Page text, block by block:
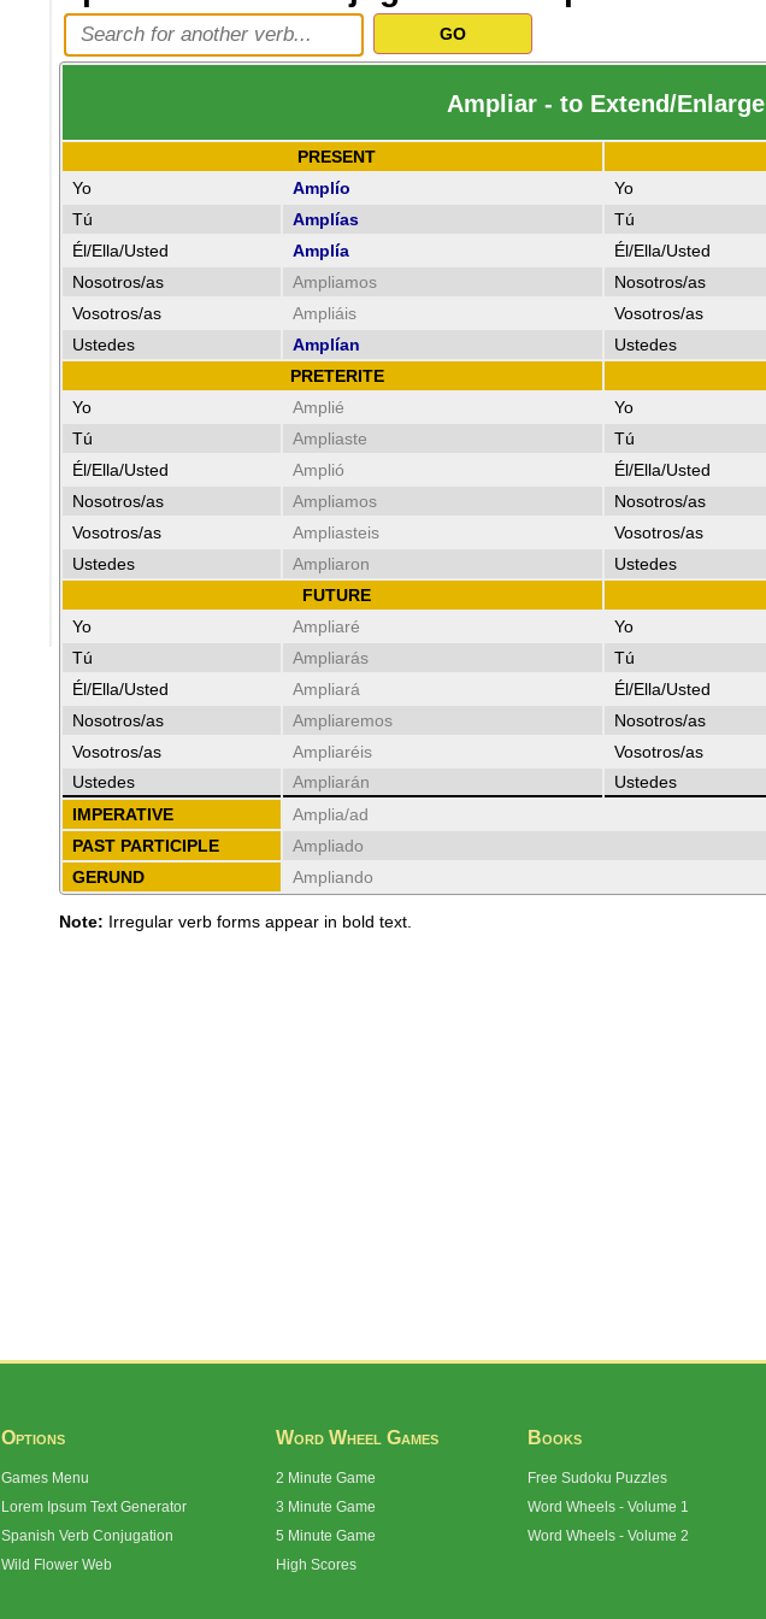
Ampliar - to Extend/Enlarge
PRESENT
Yo
Amplío Yo
Tú
Amplías Tú
Él/Ella/Usted
Amplía Él/Ella/Usted
Nosotros/as
Ampliamos Nosotros/as
Vosotros/as
Ampliáis Vosotros/as
Ustedes
Amplían Ustedes
PRETERITE
Yo
Amplié Yo
Tú
Ampliaste Tú
Él/Ella/Usted
Amplió Él/Ella/Usted
Nosotros/as
Ampliamos Nosotros/as
Vosotros/as
Ampliasteis Vosotros/as
Ustedes
Ampliaron Ustedes
FUTURE
Yo
Ampliaré Yo
Tú
Ampliarás Tú
Él/Ella/Usted
Ampliará Él/Ella/Usted
Nosotros/as
Ampliaremos Nosotros/as
Vosotros/as
Ampliaréis Vosotros/as
Ustedes
Ampliarán Ustedes
IMPERATIVE
Amplia/ad
PAST PARTICIPLE
Ampliado
GERUND
Ampliando
Note: Irregular verb forms appear in bold text.
Options
Games Menu
Lorem Ipsum Text Generator
Spanish Verb Conjugation
Wild Flower Web
Word Wheel Games
2 Minute Game
3 Minute Game
5 Minute Game
High Scores
Books
Free Sudoku Puzzles
Word Wheels - Volume 1
Word Wheels - Volume 2